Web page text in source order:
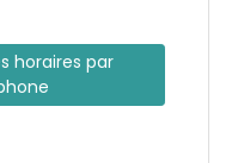
horaires par